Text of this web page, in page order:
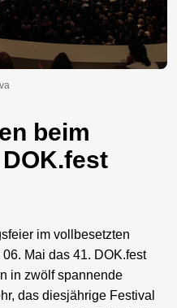
beim
im vollbesetzten
Mai das 41. DOK.fest
in zwölf spannende
das diesjährige Festival